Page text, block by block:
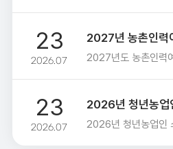
23
2026.07
23
2026.07